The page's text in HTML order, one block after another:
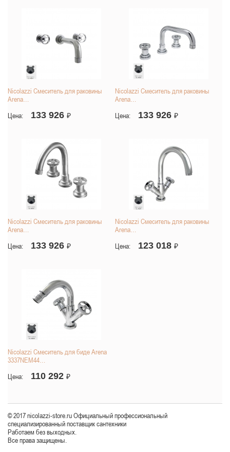
Nicolazzi Смеситель для раковины
Arena…
Цена: 133 926 ₽
Nicolazzi Смеситель для раковины
Arena…
Цена: 133 926 ₽
Nicolazzi Смеситель для раковины
Arena…
Цена: 133 926 ₽
Nicolazzi Смеситель для раковины
Arena…
Цена: 123 018 ₽
Nicolazzi Смеситель для биде Arena
3337NEM44…
Цена: 110 292 ₽
© 2017 nicolazzi-store.ru Официальный профессиональный
специализированный поставщик сантехники
Работаем без выходных.
Все права защищены.